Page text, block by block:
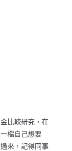
比較研究，在
檔自己想要
來，記得同事